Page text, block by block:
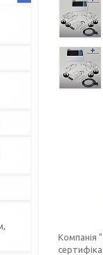
Компанія